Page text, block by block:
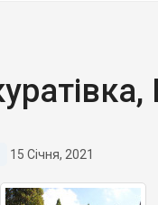
15 Січня, 2021